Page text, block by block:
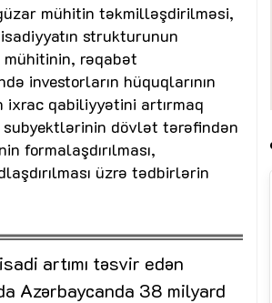
mühitin təkmilləşdirilməsi,
strukturunun
rəqabət
investorların hüquqlarının
ixrac qabiliyyətini artırmaq
dövlət tərəfindən
formalaşdırılması,
üzrə tədbirlərin
artımı təsvir edən
Azərbaycanda 38 milyard